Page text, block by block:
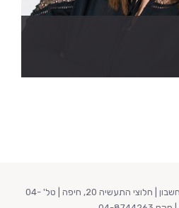
© דן אלפסי ושות' משרד רואה חשבון | חלוצי התעשיה 20, חיפה | טל' 04-